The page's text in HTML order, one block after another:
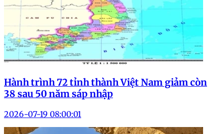
Hành trình 72 tỉnh thành Việt Nam giảm còn
38 sau 50 năm sáp nhập
2026-07-19 08:00:01